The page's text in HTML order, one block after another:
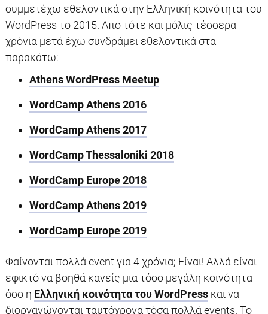
συμμετέχω εθελοντικά στην Ελληνική κοινότητα του
WordPress το 2015. Απο τότε και μόλις τέσσερα
χρόνια μετά έχω συνδράμει εθελοντικά στα
παρακάτω:
Athens WordPress Meetup
WordCamp Athens 2016
WordCamp Athens 2017
WordCamp Thessaloniki 2018
WordCamp Europe 2018
WordCamp Athens 2019
WordCamp Europe 2019
Φαίνονται πολλά event για 4 χρόνια; Είναι! Αλλά είναι
εφικτό να βοηθά κανείς μια τόσο μεγάλη κοινότητα
όσο η Ελληνική κοινότητα του WordPress και να
διοργανώνονται ταυτόχρονα τόσα πολλά events. Το